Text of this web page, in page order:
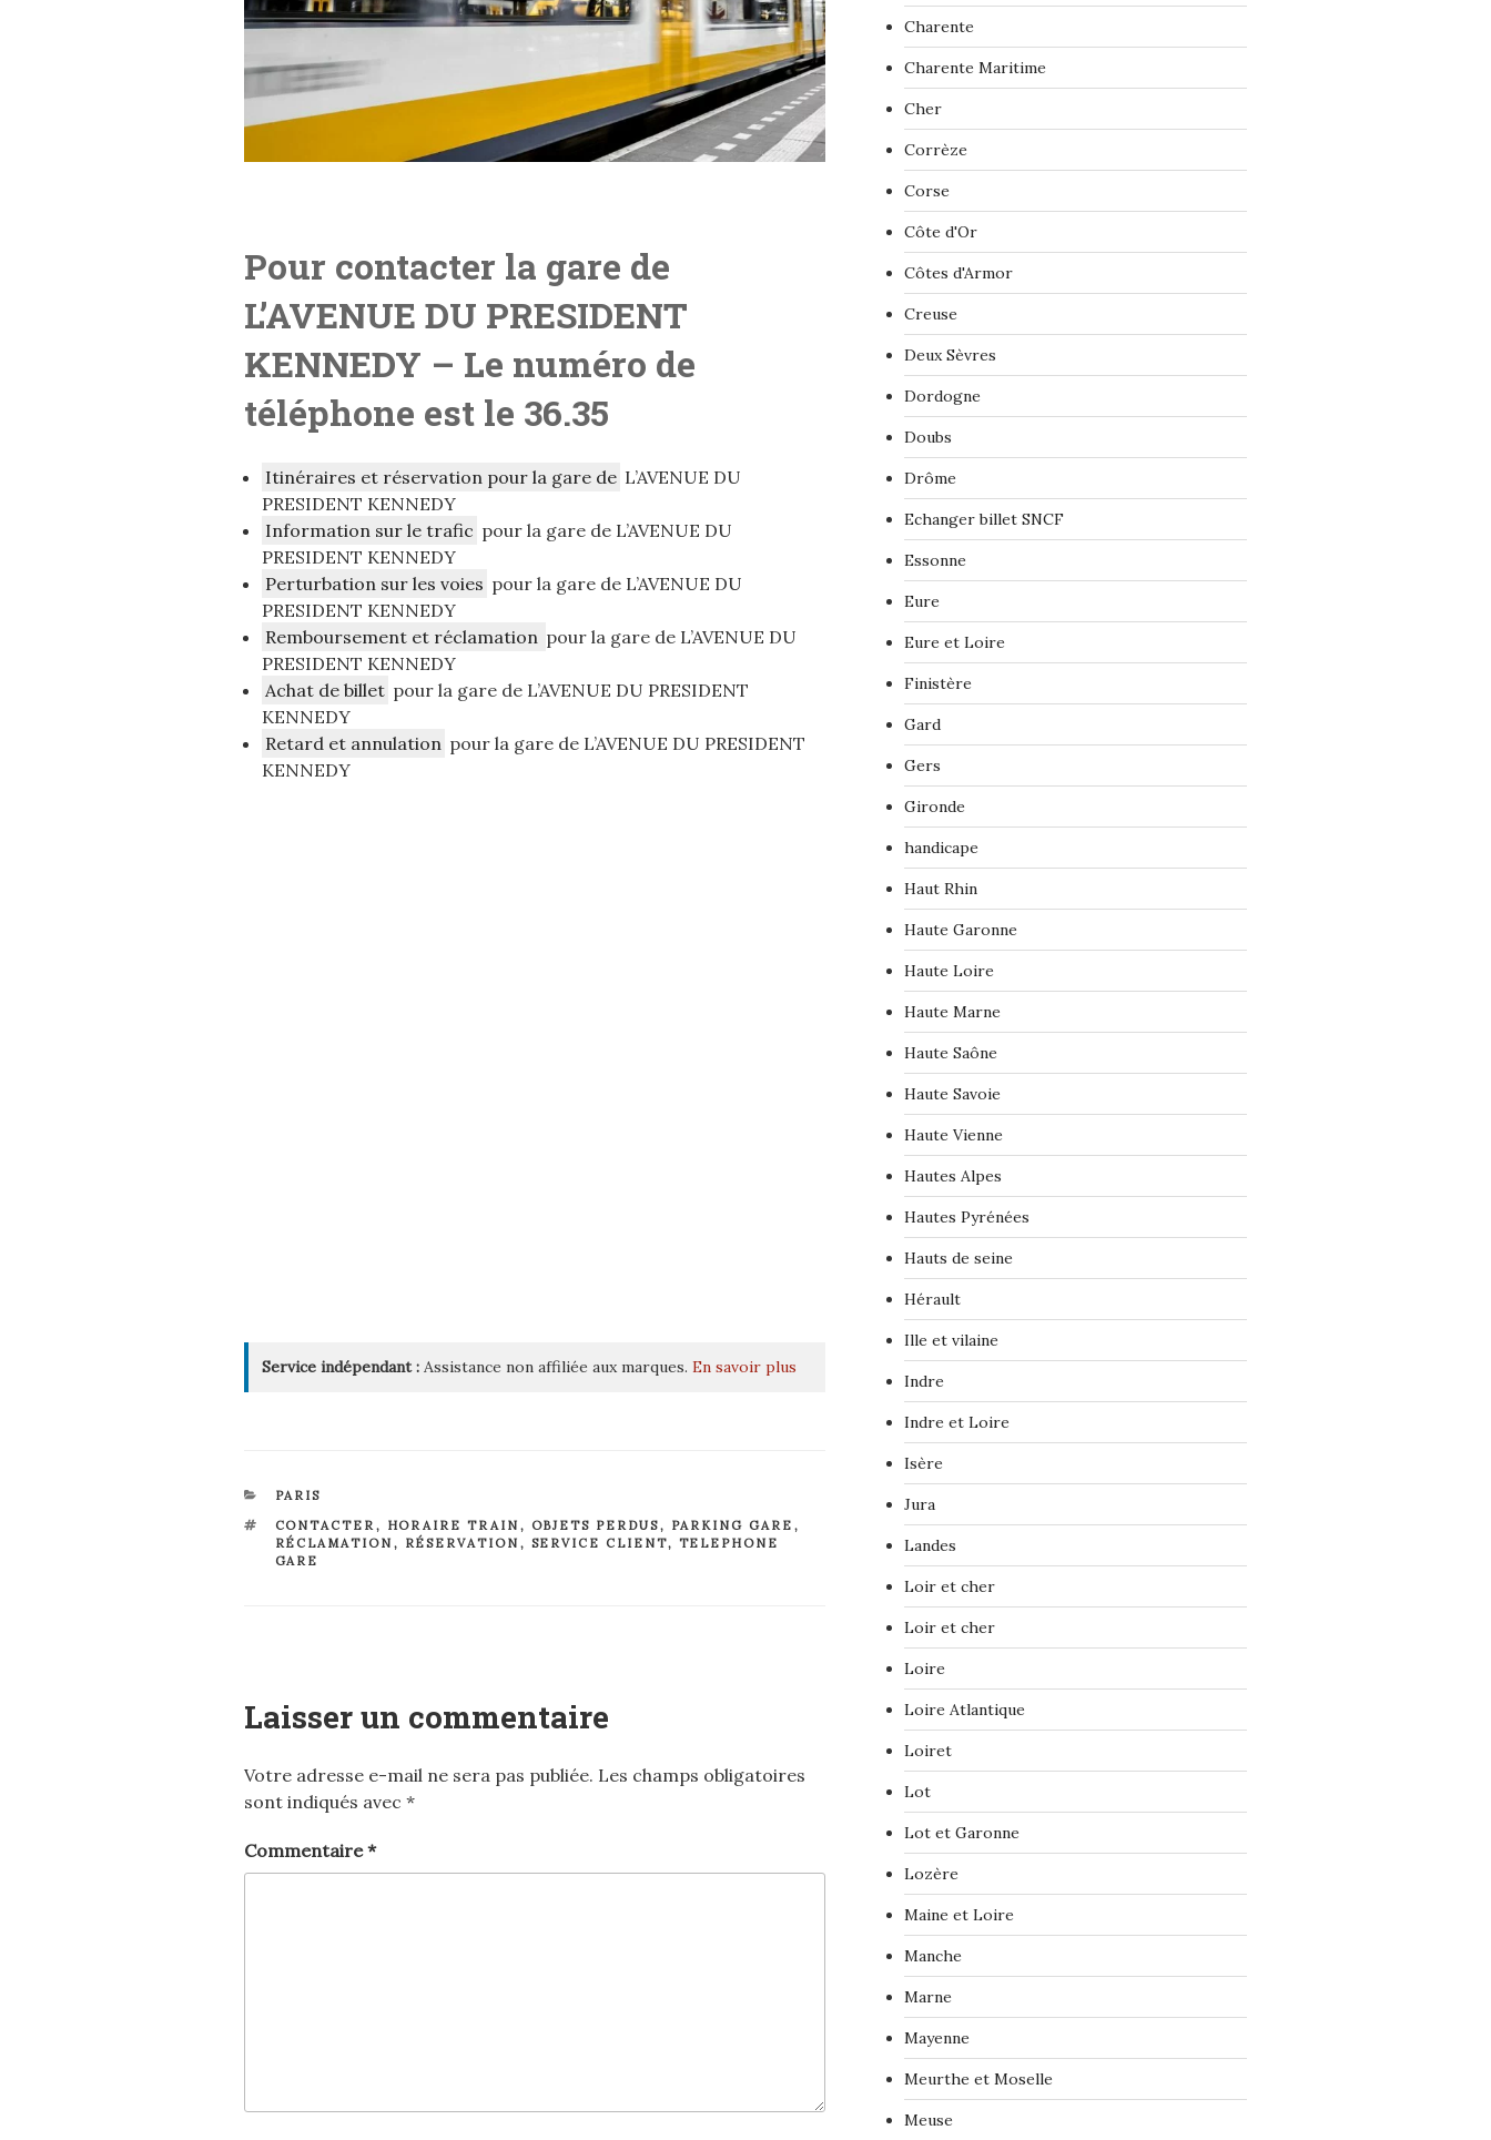
Pour contacter la gare de
L’AVENUE DU PRESIDENT
KENNEDY – Le numéro de
téléphone est le 36.35
Itinéraires et réservation pour la gare de L’AVENUE DU
PRESIDENT KENNEDY
Information sur le trafic pour la gare de L’AVENUE DU
PRESIDENT KENNEDY
Perturbation sur les voies pour la gare de L’AVENUE DU
PRESIDENT KENNEDY
Remboursement et réclamation pour la gare de L’AVENUE DU
PRESIDENT KENNEDY
Achat de billet pour la gare de L’AVENUE DU PRESIDENT
KENNEDY
Retard et annulation pour la gare de L’AVENUE DU PRESIDENT
KENNEDY
Service indépendant : Assistance non affiliée aux marques. En savoir plus
CATÉGORIES
PARIS
ÉTIQUETTES
CONTACTER, HORAIRE TRAIN , OBJETS PERDUS, PARKING GARE ,
RÉCLAMATION , RÉSERVATION , SERVICE CLIENT, TELEPHONE
GARE
Laisser un commentaire
Votre adresse e-mail ne sera pas publiée. Les champs obligatoires
sont indiqués avec *
Commentaire*
Charente
Charente Maritime
Cher
Corrèze
Corse
Côte d'Or
Côtes d'Armor
Creuse
Deux Sèvres
Dordogne
Doubs
Drôme
Echanger billet SNCF
Essonne
Eure
Eure et Loire
Finistère
Gard
Gers
Gironde
handicape
Haut Rhin
Haute Garonne
Haute Loire
Haute Marne
Haute Saône
Haute Savoie
Haute Vienne
Hautes Alpes
Hautes Pyrénées
Hauts de seine
Hérault
Ille et vilaine
Indre
Indre et Loire
Isère
Jura
Landes
Loir et cher
Loir et cher
Loire
Loire Atlantique
Loiret
Lot
Lot et Garonne
Lozère
Maine et Loire
Manche
Marne
Mayenne
Meurthe et Moselle
Meuse